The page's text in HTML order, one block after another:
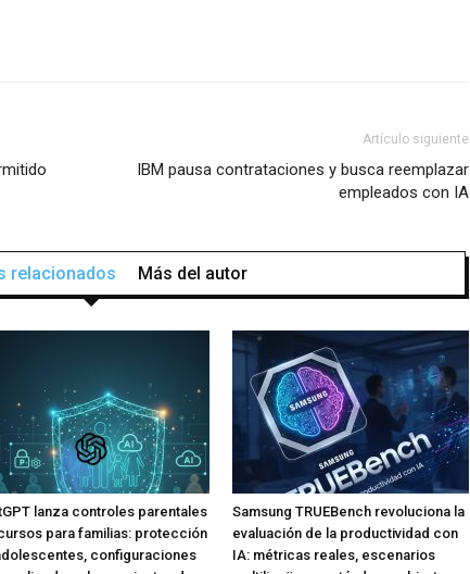
Artículo siguiente
IBM pausa contrataciones y busca reemplazar
empleados con IA
relacionados Más del autor
lanza controles parentales
para familias: protección
configuraciones
Samsung TRUEBench revoluciona la
evaluación de la productividad con
IA: métricas reales, escenarios